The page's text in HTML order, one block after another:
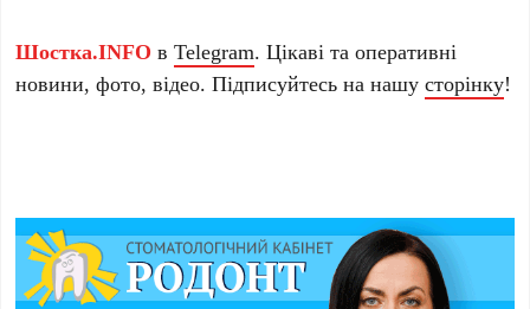
Шостка.INFO вTelegram. Цікаві та оперативні
новини, фото, відео. Підписуйтесь на нашусторінку!